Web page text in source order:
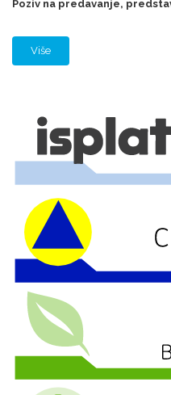
Poziv na predavanje,
Više